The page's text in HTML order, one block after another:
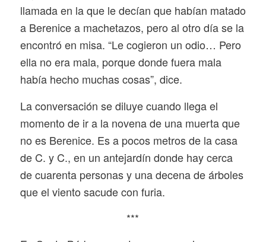
llamada en la que le decían que habían matado
a Berenice a machetazos, pero al otro día se la
encontró en misa. “Le cogieron un odio… Pero
ella no era mala, porque donde fuera mala
había hecho muchas cosas”, dice.
La conversación se diluye cuando llega el
momento de ir a la novena de una muerta que
no es Berenice. Es a pocos metros de la casa
de C. y C., en un antejardín donde hay cerca
de cuarenta personas y una decena de árboles
que el viento sacude con furia.
***